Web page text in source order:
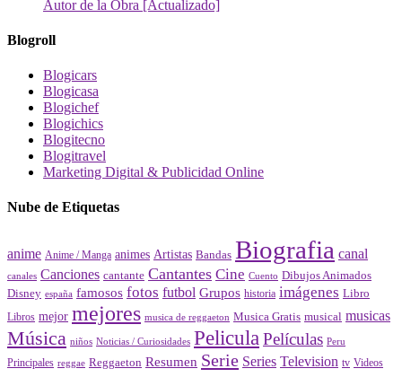
Autor de la Obra [Actualizado]
Blogroll
Blogicars
Blogicasa
Blogichef
Blogichics
Blogitecno
Blogitravel
Marketing Digital & Publicidad Online
Nube de Etiquetas
anime Anime / Manga animes Artistas Bandas Biografia canal
canales Canciones cantante Cantantes Cine Cuento Dibujos Animados
Disney españa famosos fotos futbol Grupos historia imágenes Libro
Libros mejor mejores musica de reggaeton Musica Gratis musical musicas
Música niños Noticias / Curiosidades Pelicula Películas Peru
Principales reggae Reggaeton Resumen Serie Series Television tv Videos